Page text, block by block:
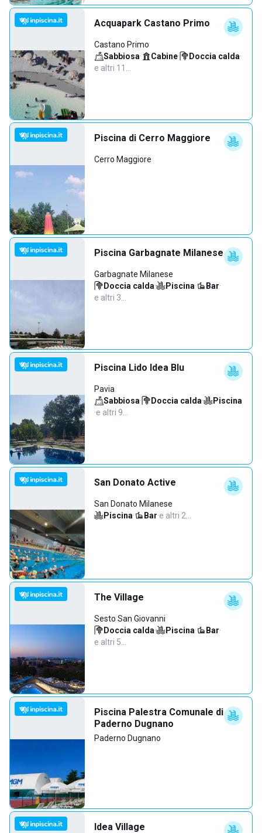
Acquapark Castano Primo
Castano Primo
Sabbiosa· Cabine· Doccia calda·
e altri 11…
Piscina di Cerro Maggiore
Cerro Maggiore
Piscina Garbagnate Milanese
Garbagnate Milanese
Doccia calda· Piscina· Bar·
e altri 3…
Piscina Lido Idea Blu
Pavia
Sabbiosa· Doccia calda·
Piscina
·e altri 9…
San Donato Active
San Donato Milanese
Piscina· Bar·e altri 2…
The Village
Sesto San Giovanni
Doccia calda· Piscina· Bar·
e altri 5…
Piscina Palestra Comunale di
Paderno Dugnano
Paderno Dugnano
Idea Village